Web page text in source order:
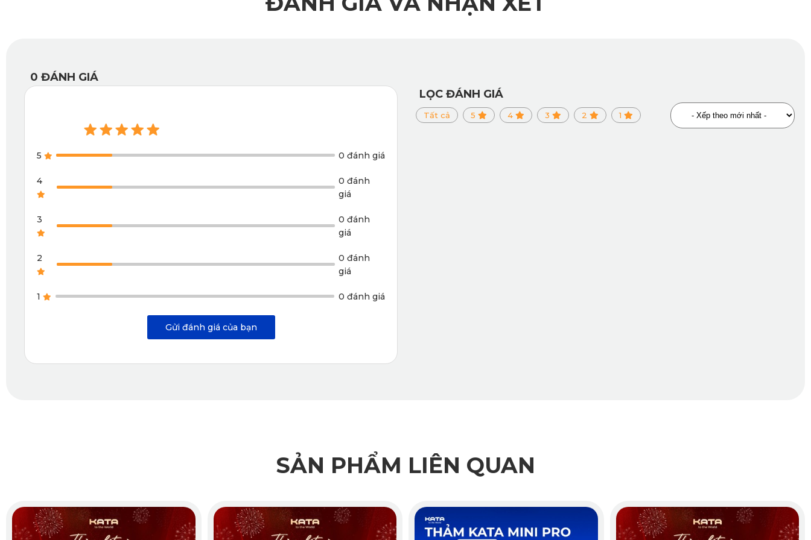
Khả năng chống ồn và chịu nhiệt hoàn hảo
Với cấu trúc các ô bi tròn dạng tổ ong thông nhau, thảm KATA tạo ra lớp đệm khí giúp giảm thiểu đáng kể tạp âm từ gầm xe và lốp vọng lên. Thêm vào đó, vật liệu chịu nhiệt cao cấp
giúp thảm giữ nguyên phom dáng, không cong vênh hay biến dạng dưới tác động của nhiệt độ cabin cao.
0 ĐÁNH GIÁ
5 0 đánh giá
4
0 đánh
giá
3
0 đánh
giá
2
0 đánh
giá
1 0 đánh giá
Gửi đánh giá của bạn
LỌC ĐÁNH GIÁ
Tất cả 5 4 3 2 1
SẢN PHẨM LIÊN QUAN